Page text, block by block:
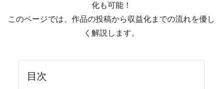
化も可能！
このページでは、作品の投稿から収益化までの流れを優し
く解説します。
目次